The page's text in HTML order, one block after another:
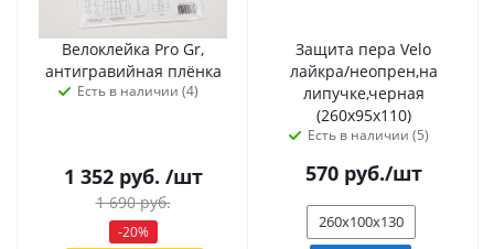
Велоклейка Pro Gr,
антигравийная плёнка
Есть в наличии (4)
1 352руб. /шт
1 690руб.
-20%
Защита пера Velo
лайкра/неопрен,на
липучке,черная
(260х95х110)
Есть в наличии (5)
570руб./шт
260х100х130